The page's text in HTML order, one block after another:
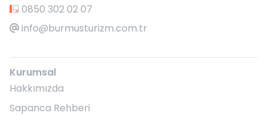
0850 302 02 07
info@burmusturizm.com.tr
Kurumsal
Hakkımızda
Sapanca Rehberi